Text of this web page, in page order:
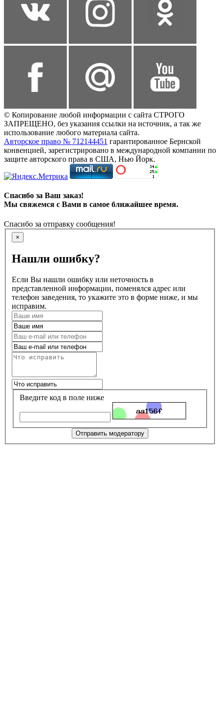
© Копирование любой информации с сайта СТРОГО
ЗАПРЕЩЕНО, без указания ссылки на источник, а так же
использование любого материала сайта.
Авторское право № 712144451 гарантированное Бернской
конвенцией, зарегистрировано в международной компании по
защите авторского права в США, Нью Йорк.
Спасибо за Ваш заказ!
Мы свяжемся с Вами в самое ближайшее время.
Спасибо за отправку сообщения!
×
Нашли ошибку?
Если Вы нашли ошибку или неточность в
представленной информации, поменялся адрес или
телефон заведения, то укажите это в форме ниже, и мы
исправим.
Введите код в поле ниже
Отправить модератору